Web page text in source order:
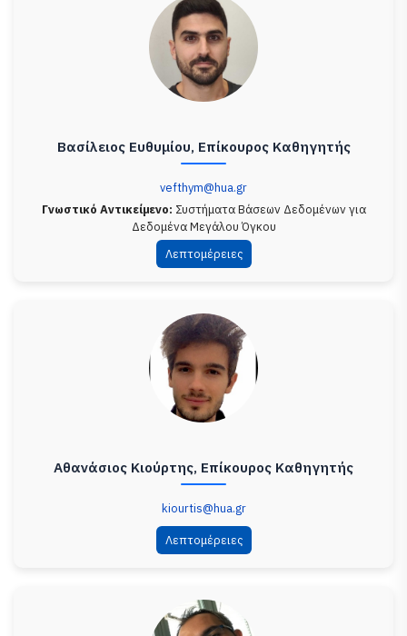
Βασίλειος Ευθυμίου, Επίκουρος Καθηγητής
vefthym@hua.gr
Γνωστικό Αντικείμενο: Συστήματα Βάσεων Δεδομένων για
Δεδομένα Μεγάλου Όγκου
Λεπτομέρειες
Αθανάσιος Κιούρτης, Επίκουρος Καθηγητής
kiourtis@hua.gr
Λεπτομέρειες